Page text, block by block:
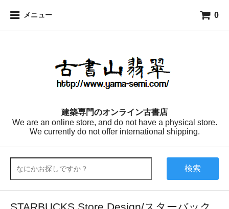
メニュー 0
建築専門のオンライン古書店
We are an online store, and do not have a physical store.
We currently do not offer international shipping.
検索